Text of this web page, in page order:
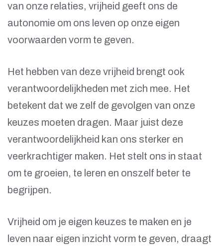
van onze relaties, vrijheid geeft ons de
autonomie om ons leven op onze eigen
voorwaarden vorm te geven.
Het hebben van deze vrijheid brengt ook
verantwoordelijkheden met zich mee. Het
betekent dat we zelf de gevolgen van onze
keuzes moeten dragen. Maar juist deze
verantwoordelijkheid kan ons sterker en
veerkrachtiger maken. Het stelt ons in staat
om te groeien, te leren en onszelf beter te
begrijpen.
Vrijheid om je eigen keuzes te maken en je
leven naar eigen inzicht vorm te geven, draagt